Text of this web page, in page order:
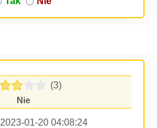
(3)
Nie
2023-01-20 04:08:24